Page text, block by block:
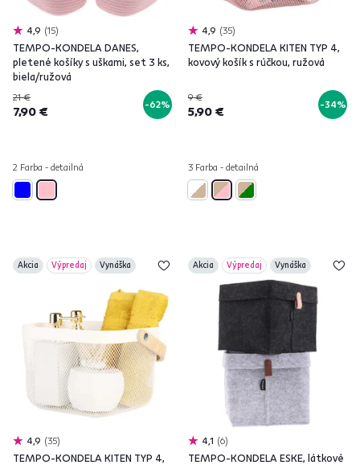
4,9 15
TEMPO-KONDELA DANES,
pletené košíky s uškami, set 3 ks,
biela/ružová
21 €
7,90 € -62%
2 Farba - detailná
4,9 35
TEMPO-KONDELA KITEN TYP 4,
kovový košík s rúčkou, ružová
9 €
5,90 € -34%
3 Farba - detailná
Akcia Výpredaj Vynáška
4,9 35
TEMPO-KONDELA KITEN TYP 4,
Akcia Výpredaj Vynáška
4,1 6
TEMPO-KONDELA ESKE, látkové